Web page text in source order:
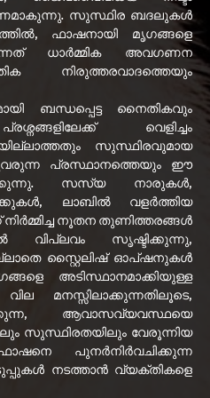
സുസ്ഥിര ബദലുകൾ
ഫാഷനായി മൃഗങ്ങളെ
ധാർമ്മിക അവഗണന
നിരുത്തരവാദത്തെയും
ബന്ധപ്പെട്ട നൈതികവും
വെളിച്ചം
സുസ്ഥിരവുമായ
പ്രസ്ഥാനത്തെയും ഈ
സസ്യ നാരുകൾ,
ലാബിൽ വളർത്തിയ
നൂതന തുണിത്തരങ്ങൾ
വിപ്ലവം സൃഷ്ടിക്കുന്നു,
സ്റ്റൈലിഷ് ഓപ്ഷനുകൾ
അടിസ്ഥാനമാക്കിയുള്ള
മനസ്സിലാക്കുന്നതിലൂടെ,
ആവാസവ്യവസ്ഥയെ
സുസ്ഥിരതയിലും വേരൂന്നിയ
പുനർനിർവചിക്കുന്ന
നടത്താൻ വ്യക്തികളെ